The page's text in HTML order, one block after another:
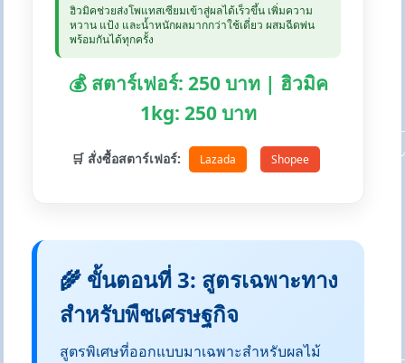
ฮิวมิคช่วยส่งโพแทสเซียมเข้าสู่ผลได้เร็วขึ้น เพิ่มความ
หวาน แป้ง และน้ำหนักผลมากกว่าใช้เดี่ยว ผสมฉีดพ่น
พร้อมกันได้ทุกครั้ง
💰 สตาร์เฟอร์: 250 บาท | ฮิวมิค
1kg: 250 บาท
🛒 สั่งซื้อสตาร์เฟอร์: Lazada Shopee
🌾 ขั้นตอนที่ 3: สูตรเฉพาะทาง
สำหรับพืชเศรษฐกิจ
สูตรพิเศษที่ออกแบบมาเฉพาะสำหรับผลไม้